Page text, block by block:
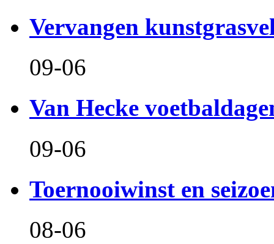
Vervangen
09-06
Van Hecke
09-06
Toernooiwinst en
08-06